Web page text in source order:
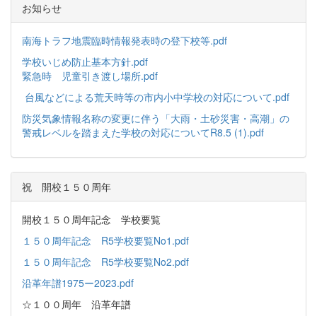
お知らせ
南海トラフ地震臨時情報発表時の登下校等.pdf
学校いじめ防止基本方針.pdf
緊急時 児童引き渡し場所.pdf
台風などによる荒天時等の市内小中学校の対応について.pdf
防災気象情報名称の変更に伴う「大雨・土砂災害・高潮」の
警戒レベルを踏まえた学校の対応についてR8.5 (1).pdf
祝 開校１５０周年
開校１５０周年記念 学校要覧
１５０周年記念 R5学校要覧No1.pdf
１５０周年記念 R5学校要覧No2.pdf
沿革年譜1975ー2023.pdf
☆１００周年 沿革年譜